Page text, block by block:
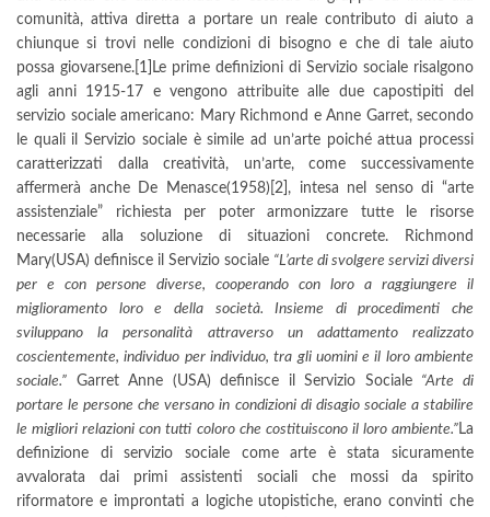
comunità, attiva diretta a portare un reale contributo di aiuto a
chiunque si trovi nelle condizioni di bisogno e che di tale aiuto
possa giovarsene. [1] Le prime definizioni di Servizio sociale risalgono
agli anni 1915-17 e vengono attribuite alle due capostipiti del
servizio sociale americano: Mary Richmond e Anne Garret, secondo
le quali il Servizio sociale è simile ad un’arte poiché attua processi
caratterizzati dalla creatività, un’arte, come successivamente
affermerà anche De Menasce(1958) [2] , intesa nel senso di “arte
assistenziale” richiesta per poter armonizzare tutte le risorse
necessarie alla soluzione di situazioni concrete. Richmond
Mary(USA) definisce il Servizio sociale “L’arte di svolgere servizi diversi
per e con persone diverse, cooperando con loro a raggiungere il
miglioramento loro e della società. Insieme di procedimenti che
sviluppano la personalità attraverso un adattamento realizzato
coscientemente, individuo per individuo, tra gli uomini e il loro ambiente
sociale.” Garret Anne (USA) definisce il Servizio Sociale “Arte di
portare le persone che versano in condizioni di disagio sociale a stabilire
le migliori relazioni con tutti coloro che costituiscono il loro ambiente.”La
definizione di servizio sociale come arte è stata sicuramente
avvalorata dai primi assistenti sociali che mossi da spirito
riformatore e improntati a logiche utopistiche, erano convinti che